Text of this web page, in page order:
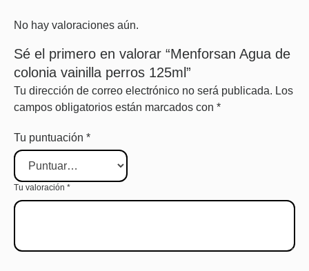
No hay valoraciones aún.
Sé el primero en valorar “Menforsan Agua de
colonia vainilla perros 125ml”
Tu dirección de correo electrónico no será publicada. Los
campos obligatorios están marcados con *
Tu puntuación *
Tu valoración *